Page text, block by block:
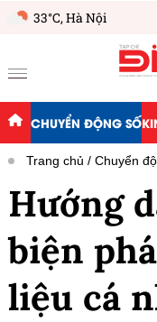
33°C,Hà Nội
CHUYỂN ĐỘNG SỐ
Trang chủ Chuyển
Hướng
biện
liệu cá